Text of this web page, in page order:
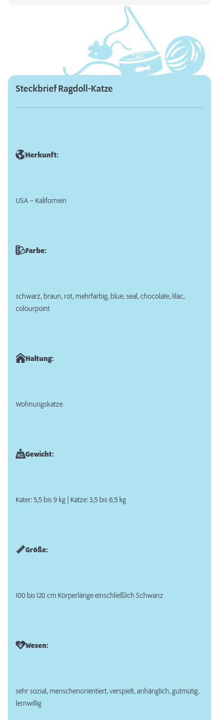
Steckbrief Ragdoll-Katze
Herkunft:
USA – Kalifornien
Farbe:
schwarz, braun, rot, mehrfarbig, blue, seal, chocolate, lilac,
colourpoint
Haltung:
Wohnungskatze
Gewicht:
Kater: 5,5 bis 9 kg | Katze: 3,5 bis 6,5 kg
Größe:
100 bis 120 cm Körperlänge einschließlich Schwanz
Wesen:
sehr sozial, menschenorientiert, verspielt, anhänglich, gutmütig,
lernwillig